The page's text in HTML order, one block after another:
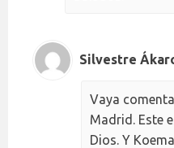
Silvestre
Vaya
Madrid. Este
Dios. Y